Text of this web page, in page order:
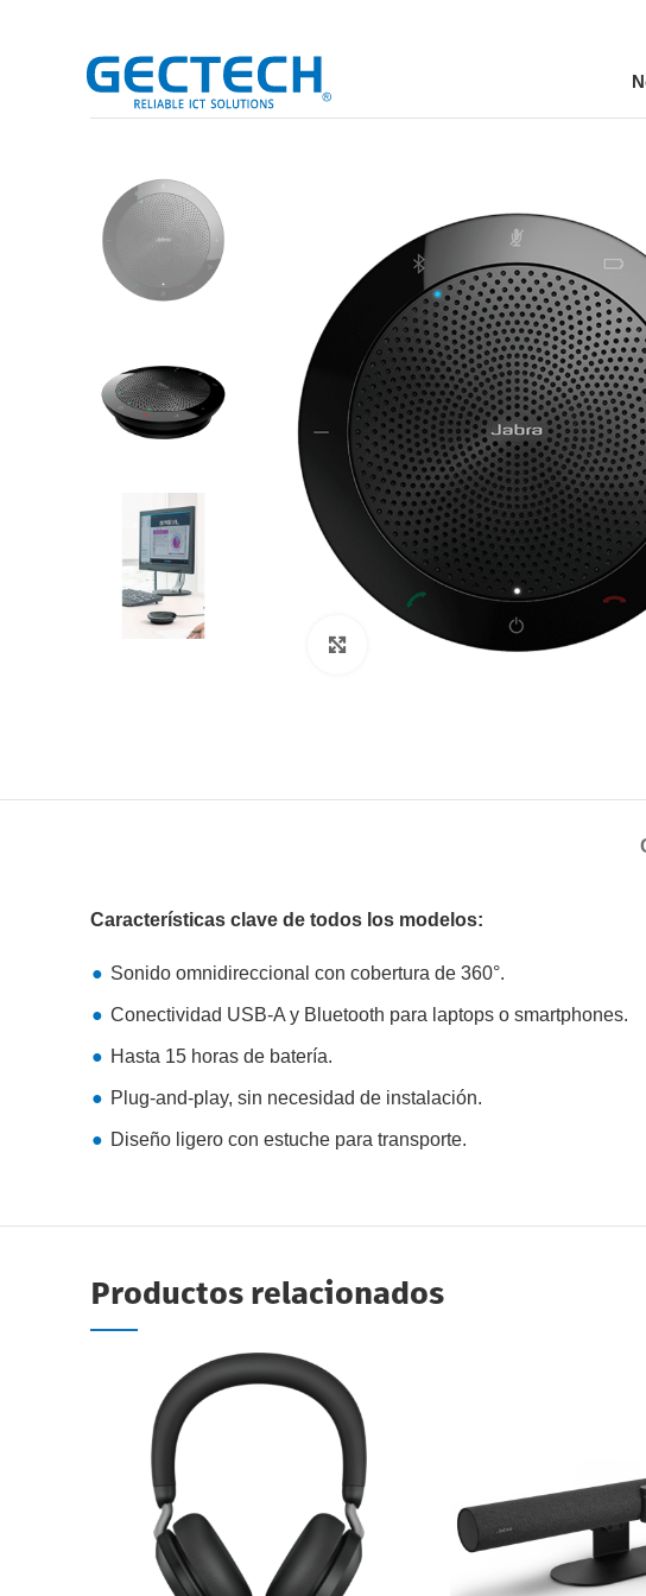
Clic para agrandar
Características clave de todos los modelos:
Sonido omnidireccional con cobertura de 360°.
Conectividad USB-A y Bluetooth para laptops o smartphones.
Hasta 15 horas de batería.
Plug-and-play, sin necesidad de instalación.
Diseño ligero con estuche para transporte.
Productos relacionados